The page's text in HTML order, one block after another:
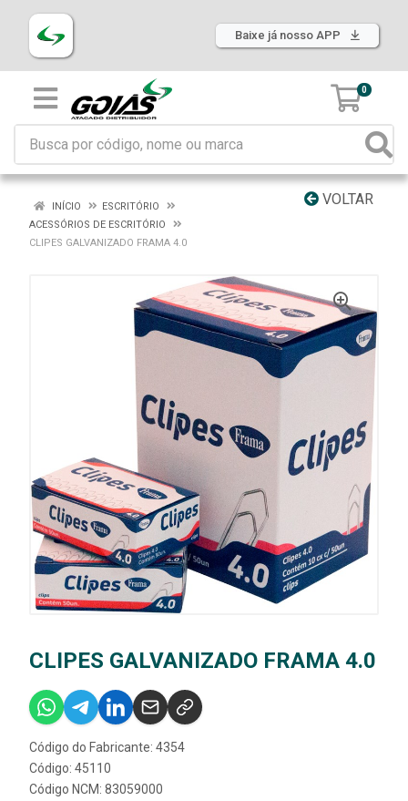
Baixe já nosso APP
0
VOLTAR
INÍCIO
ESCRITÓRIO
ACESSÓRIOS DE ESCRITÓRIO
CLIPES GALVANIZADO FRAMA 4.0
CLIPES GALVANIZADO FRAMA 4.0
Código do Fabricante: 4354
Código: 45110
Código NCM: 83059000